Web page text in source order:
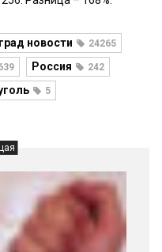
новости 24265
Россия 242
5